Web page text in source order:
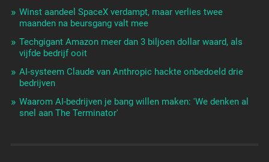
Winst aandeel SpaceX verdampt, maar verlies twee
maanden na beursgang valt mee
Techgigant Amazon meer dan 3 biljoen dollar waard, als
vijfde bedrijf ooit
AI-systeem Claude van Anthropic hackte onbedoeld drie
bedrijven
Waarom AI-bedrijven je bang willen maken: 'We denken al
snel aan The Terminator'